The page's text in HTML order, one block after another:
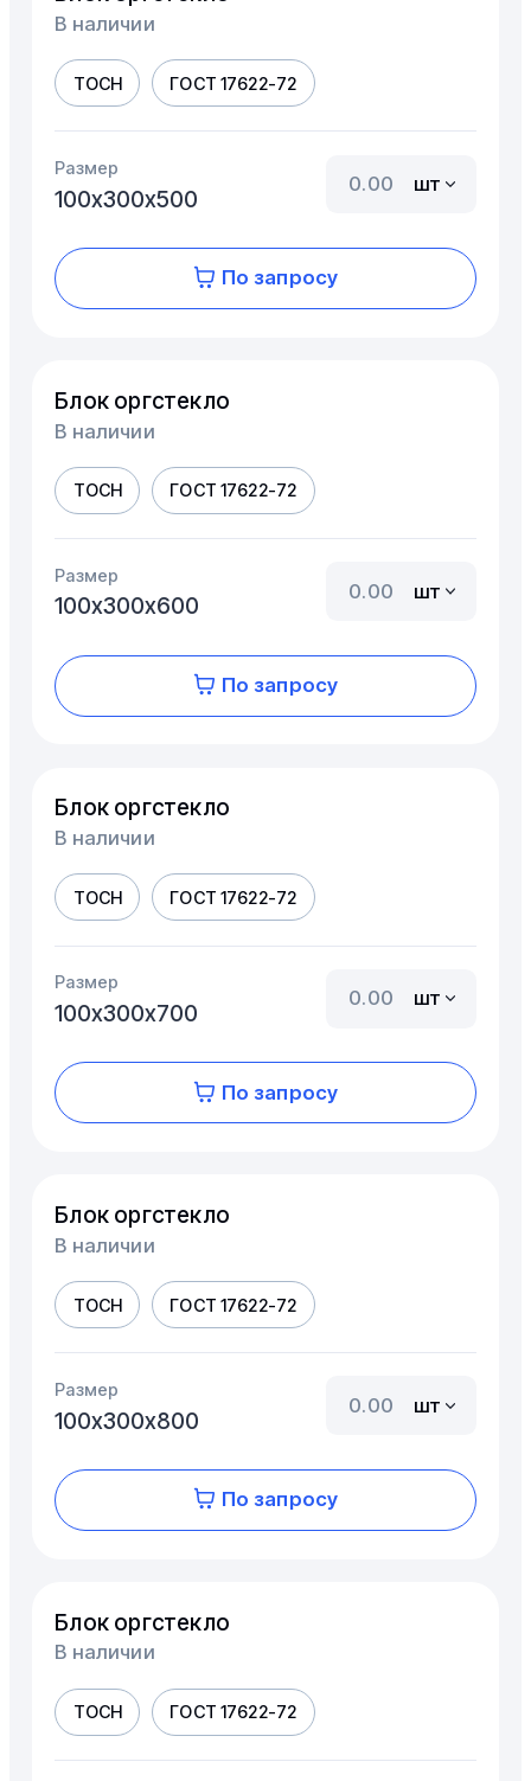
В наличии
ТОСН ГОСТ 17622-72
Размер
100х300х500
шт
По запросу
Блок оргстекло
В наличии
ТОСН ГОСТ 17622-72
Размер
100х300х600
шт
По запросу
Блок оргстекло
В наличии
ТОСН ГОСТ 17622-72
Размер
100х300х700
шт
По запросу
Блок оргстекло
В наличии
ТОСН ГОСТ 17622-72
Размер
100х300х800
шт
По запросу
Блок оргстекло
В наличии
ТОСН ГОСТ 17622-72